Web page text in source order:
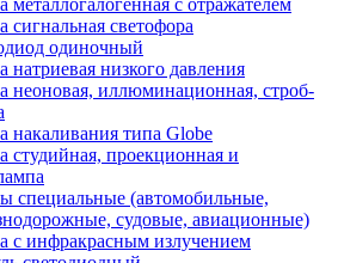
металлогалогенная с отражателем
сигнальная светофора
одиночный
натриевая низкого давления
неоновая, иллюминационная, строб-
накаливания типа Globe
студийная, проекционная и
специальные (автомобильные,
судовые, авиационные)
с инфракрасным излучением